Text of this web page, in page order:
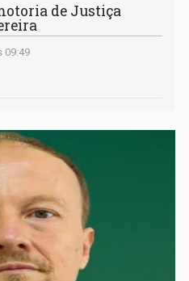
de Justiça
09:49